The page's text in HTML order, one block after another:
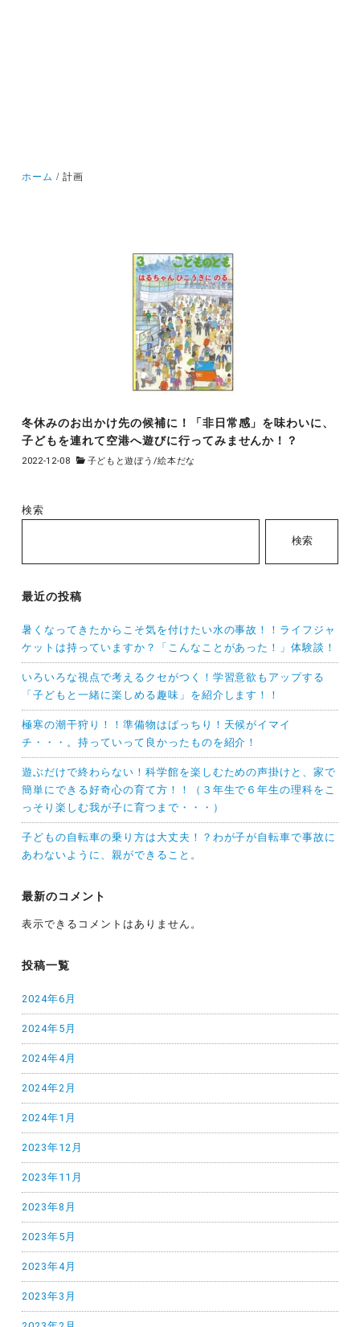
ホーム 計画
冬休みのお出かけ先の候補に！「非日常感」を味わいに、
子どもを連れて空港へ遊びに行ってみませんか！？
2022-12-08 子どもと遊ぼう /絵本だな
検索
検索
最近の投稿
暑くなってきたからこそ気を付けたい水の事故！！ライフジャ
ケットは持っていますか？「こんなことがあった！」体験談！
いろいろな視点で考えるクセがつく！学習意欲もアップする
「子どもと一緒に楽しめる趣味」を紹介します！！
極寒の潮干狩り！！準備物はばっちり！天候がイマイ
チ・・・。持っていって良かったものを紹介！
遊ぶだけで終わらない！科学館を楽しむための声掛けと、家で
簡単にできる好奇心の育て方！！（３年生で６年生の理科をこ
っそり楽しむ我が子に育つまで・・・）
子どもの自転車の乗り方は大丈夫！？わが子が自転車で事故に
あわないように、親ができること。
最新のコメント
表示できるコメントはありません。
投稿一覧
2024年6月
2024年5月
2024年4月
2024年2月
2024年1月
2023年12月
2023年11月
2023年8月
2023年5月
2023年4月
2023年3月